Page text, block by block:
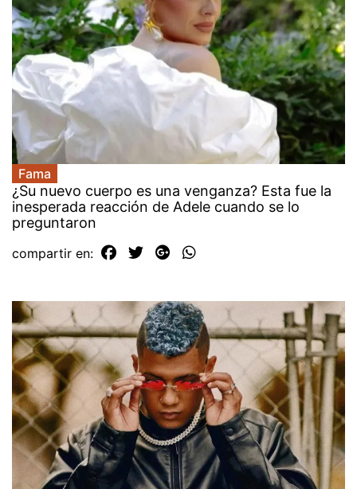
Fama
¿Su nuevo cuerpo es una venganza? Esta fue la
inesperada reacción de Adele cuando se lo
preguntaron
compartir en: